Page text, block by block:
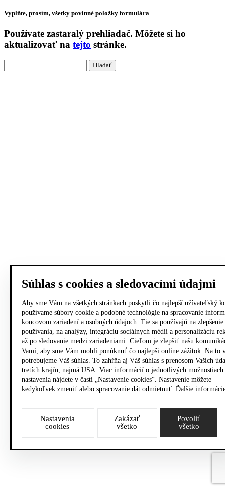
Vyplňte, prosím, všetky povinné položky formulára
Používate zastaralý prehliadač. Môžete si ho
aktualizovať na tejto stránke.
Súhlas s cookies a sledovacími údajmi
Aby sme Vám na všetkých stránkach poskytli čo najlepší užívateľský
používame súbory cookie a podobné technológie na spracovanie
koncovom zariadení a osobných údajoch. Tie sa používajú na zlepšenie
používania, na analýzy, integráciu sociálnych médií a personalizáciu
až po sledovanie medzi zariadeniami. Cieľom je zlepšiť našu
Vami, aby sme Vám mohli ponúknuť čo najlepší online zážitok. Na to
potrebujeme Váš súhlas. To zahŕňa aj Váš súhlas s prenosom Vašich
tretích krajín, najmä USA. Viac informácií o jednotlivých možnostiach
nastavenia nájdete v časti „Nastavenie cookies“. Nastavenie môžete
kedykoľvek zmeniť alebo spracovanie dát odmietnuť. Ďalšie
Nastavenia
cookies
Zakázať
všetko
Povoliť
všetko